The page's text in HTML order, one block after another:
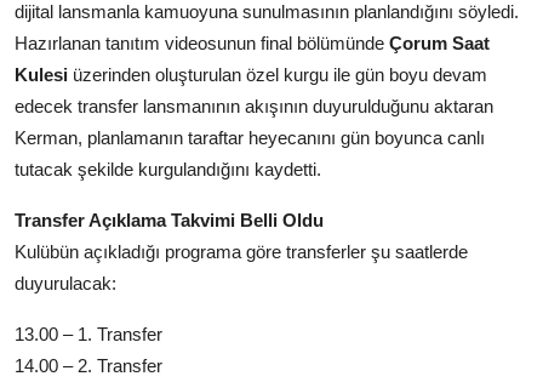
dijital lansmanla kamuoyuna sunulmasının planlandığını söyledi.
Hazırlanan tanıtım videosunun final bölümünde Çorum Saat
Kulesi üzerinden oluşturulan özel kurgu ile gün boyu devam
edecek transfer lansmanının akışının duyurulduğunu aktaran
Kerman, planlamanın taraftar heyecanını gün boyunca canlı
tutacak şekilde kurgulandığını kaydetti.
Transfer Açıklama Takvimi Belli Oldu
Kulübün açıkladığı programa göre transferler şu saatlerde
duyurulacak:
13.00 – 1. Transfer
14.00 – 2. Transfer